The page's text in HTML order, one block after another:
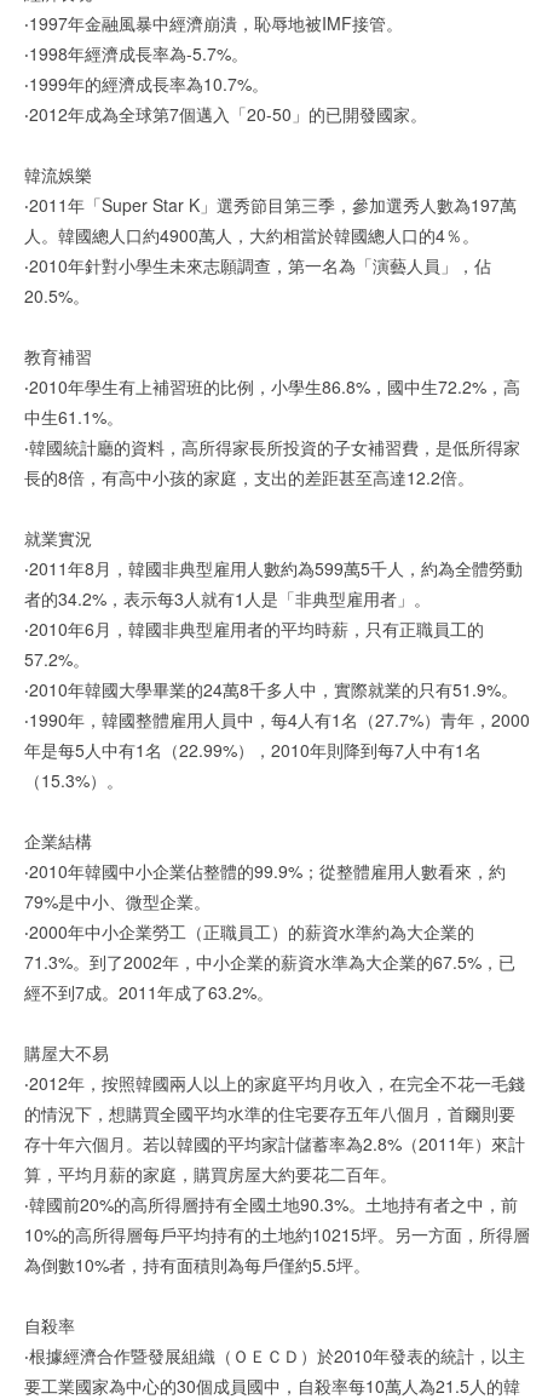
‧1997年金融風暴中經濟崩潰，恥辱地被IMF接管。
‧1998年經濟成長率為-5.7%。
‧1999年的經濟成長率為10.7%。
‧2012年成為全球第7個邁入「20-50」的已開發國家。
韓流娛樂
‧2011年「Super Star K」選秀節目第三季，參加選秀人數為197萬
人。韓國總人口約4900萬人，大約相當於韓國總人口的4％。
‧2010年針對小學生未來志願調查，第一名為「演藝人員」，佔
20.5%。
教育補習
‧2010年學生有上補習班的比例，小學生86.8%，國中生72.2%，高
中生61.1%。
‧韓國統計廳的資料，高所得家長所投資的子女補習費，是低所得家
長的8倍，有高中小孩的家庭，支出的差距甚至高達12.2倍。
就業實況
‧2011年8月，韓國非典型雇用人數約為599萬5千人，約為全體勞動
者的34.2%，表示每3人就有1人是「非典型雇用者」。
‧2010年6月，韓國非典型雇用者的平均時薪，只有正職員工的
57.2%。
‧2010年韓國大學畢業的24萬8千多人中，實際就業的只有51.9%。
‧1990年，韓國整體雇用人員中，每4人有1名（27.7%）青年，2000
年是每5人中有1名（22.99%），2010年則降到每7人中有1名
（15.3%）。
企業結構
‧2010年韓國中小企業佔整體的99.9%；從整體雇用人數看來，約
79%是中小、微型企業。
‧2000年中小企業勞工（正職員工）的薪資水準約為大企業的
71.3%。到了2002年，中小企業的薪資水準為大企業的67.5%，已
經不到7成。2011年成了63.2%。
購屋大不易
‧2012年，按照韓國兩人以上的家庭平均月收入，在完全不花一毛錢
的情況下，想購買全國平均水準的住宅要存五年八個月，首爾則要
存十年六個月。若以韓國的平均家計儲蓄率為2.8%（2011年）來計
算，平均月薪的家庭，購買房屋大約要花二百年。
‧韓國前20%的高所得層持有全國土地90.3%。土地持有者之中，前
10%的高所得層每戶平均持有的土地約10215坪。另一方面，所得層
為倒數10%者，持有面積則為每戶僅約5.5坪。
自殺率
‧根據經濟合作暨發展組織（ＯＥＣＤ）於2010年發表的統計，以主
要工業國家為中心的30個成員國中，自殺率每10萬人為21.5人的韓